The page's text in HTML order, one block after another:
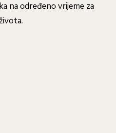
na određeno vrijeme za